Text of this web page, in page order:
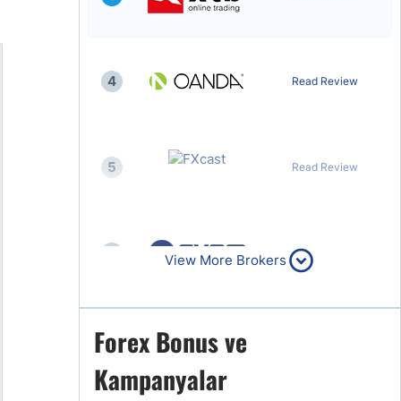
4 Read Review
5 Read Review
Read Review
7
View More Brokers
Forex Bonus ve
Kampanyalar